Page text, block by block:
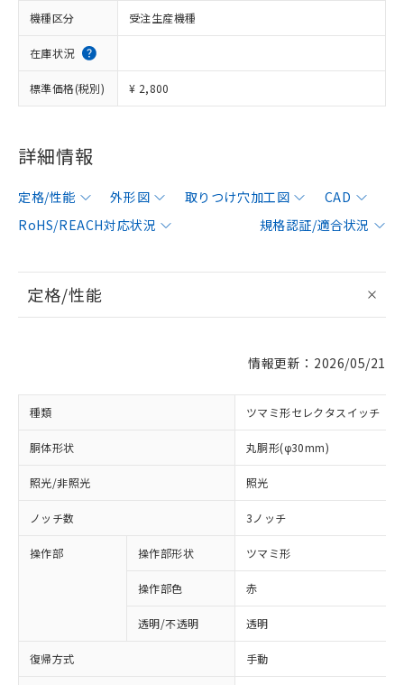
機種区分 受注生産機種
在庫状況
標準価格(税別) ¥ 2,800
詳細情報
定格/性能 外形図 取りつけ穴加工図
CAD
RoHS/REACH対応状況
規格認証/適合状況
定格/性能
情報更新：2026/05/21
種類 ツマミ形セレクタスイッチ
胴体形状 丸胴形(φ30mm)
照光/非照光 照光
ノッチ数 3ノッチ
操作部 操作部形状 ツマミ形
操作部色 赤
透明/不透明 透明
復帰方式 手動